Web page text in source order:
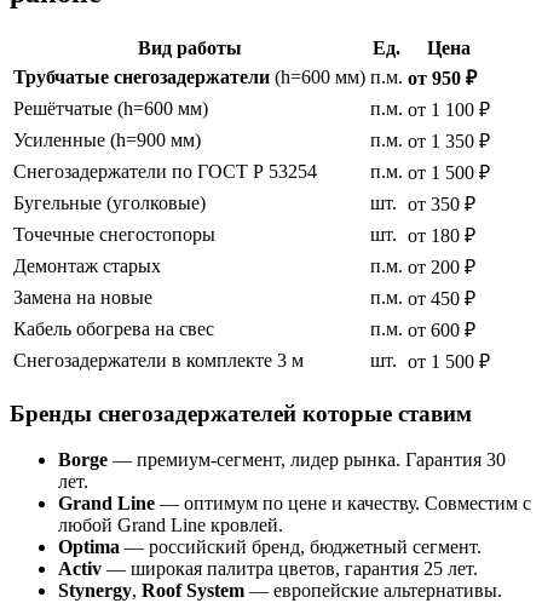
Вид работы Ед.
Цена
Трубчатые снегозадержатели (h=600 мм) п.м. от 950 ₽
Решётчатые (h=600 мм)
п.м. от 1 100 ₽
Усиленные (h=900 мм)
п.м. от 1 350 ₽
Снегозадержатели по ГОСТ Р 53254
п.м. от 1 500 ₽
Бугельные (уголковые)
шт. от 350 ₽
Точечные снегостопоры
шт. от 180 ₽
Демонтаж старых
п.м. от 200 ₽
Замена на новые
п.м. от 450 ₽
Кабель обогрева на свес
п.м. от 600 ₽
Снегозадержатели в комплекте 3 м
шт. от 1 500 ₽
Бренды снегозадержателей которые ставим
Borge — премиум-сегмент, лидер рынка. Гарантия 30
лет.
Grand Line — оптимум по цене и качеству. Совместим с
любой Grand Line кровлей.
Optima — российский бренд, бюджетный сегмент.
Activ — широкая палитра цветов, гарантия 25 лет.
Stynergy, Roof System — европейские альтернативы.